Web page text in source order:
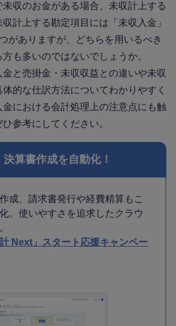
収のお金がある場合、未収計上する
計上する勘定項目には「未収入金」
がありますが、どちらを用いるべき
も多いのではないでしょうか。
と売掛金・未収収益との違いや未収
的な仕訳方法についてわかりやすく
における会計処理上の注意点にも触
参考にしてください。
決算書作成を自動化！
成、請求書発行や経費精算もこ
。使いやすさを追求したクラウ
計 Next」スタート応援キャンペー